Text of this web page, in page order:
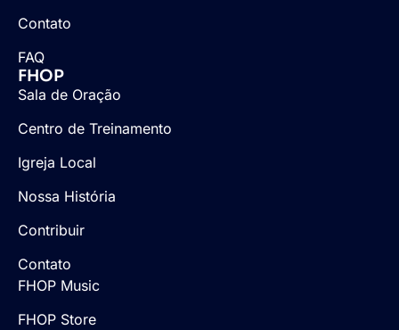
Contato
FAQ
FHOP
Sala de Oração
Centro de Treinamento
Igreja Local
Nossa História
Contribuir
Contato
FHOP Music
FHOP Store